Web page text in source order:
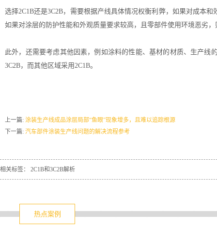
选择2C1B还是3C2B，需要根据产线具体情况权衡利弊，如果对成本
如果对涂层的防护性能和外观质量要求较高，且零部件使用环境恶劣
此外，还需要考虑其他因素，例如涂料的性能、基材的材质、生产
3C2B，而其他区域采用2C1B。
上一篇: 涂装生产线成品涂层局部“鱼眼”现象增多，且难以追踪根源
下一篇: 汽车部件涂装生产线问题的解决流程参考
相关标签： 2C1B和3C2B解析
热点案例